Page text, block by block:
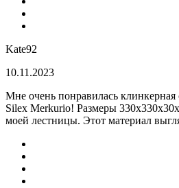
Kate92
10.11.2023
Мне очень понравилась клинкерная
Silex Merkurio! Размеры
моей лестницы. Этот материал